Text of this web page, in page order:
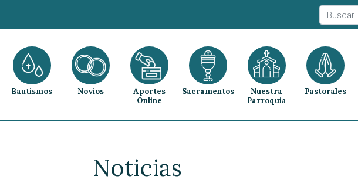
Bautismos Novios
Aportes
Online
Sacramentos
Nuestra
Parroquia
Pastorales
Noticias